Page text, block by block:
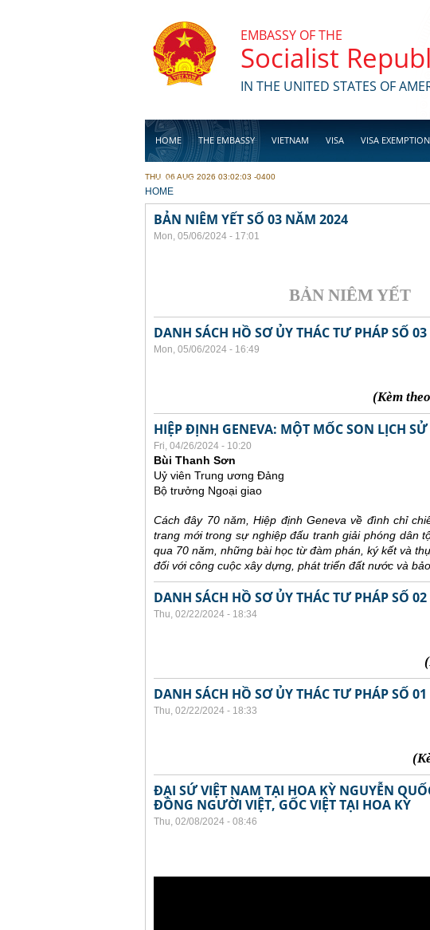
EMBASSY OF THE
Socialist
IN THE UNITED STATES OF
HOME THE EMBASSY VIETNAM VISA VISA EXEMPTION
BUSINESS
THU, 06 AUG 2026 03:02:03 -0400
YOU ARE HERE
HOME
BẢN NIÊM YẾT SỐ 03 NĂM 2024
Mon, 05/06/2024 - 17:01
BẢN NIÊM YẾT
DANH SÁCH HỒ SƠ ỦY THÁC TƯ PHÁP SỐ
Mon, 05/06/2024 - 16:49
(Kèm
HIỆP ĐỊNH GENEVA: MỘT MỐC SON LỊCH
Fri, 04/26/2024 - 10:20
Bùi Thanh Sơn
Uỷ viên Trung ương Đảng
Bộ trưởng Ngoại giao
Cách đây 70 năm, Hiệp định Geneva về đình chỉ
trang mới trong sự nghiệp đấu tranh giải phóng dân
qua 70 năm, những bài học từ đàm phán, ký kết và
đối với công cuộc xây dựng, phát triển đất nước và
DANH SÁCH HỒ SƠ ỦY THÁC TƯ PHÁP SỐ
Thu, 02/22/2024 - 18:34
DANH SÁCH HỒ SƠ ỦY THÁC TƯ PHÁP SỐ
Thu, 02/22/2024 - 18:33
ĐẠI SỨ VIỆT NAM TẠI HOA KỲ NGUYỄN
ĐỒNG NGƯỜI VIỆT, GỐC VIỆT TẠI HOA KỲ
Thu, 02/08/2024 - 08:46